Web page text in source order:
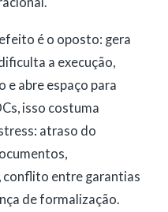
é o oposto: gera
a execução,
e abre espaço para
isso costuma
atraso do
conflito entre garantias
de formalização.